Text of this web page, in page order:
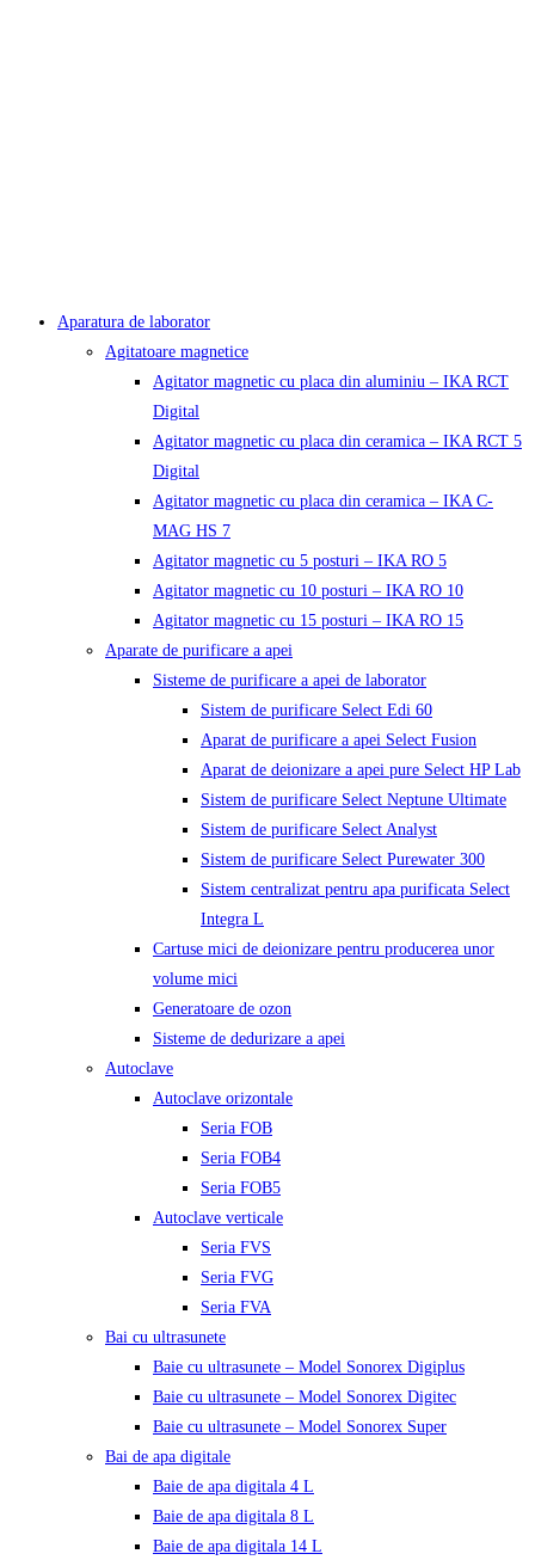
Aparatura de laborator
Agitatoare magnetice
Agitator magnetic cu placa din aluminiu – IKA RCT
Digital
Agitator magnetic cu placa din ceramica – IKA RCT 5
Digital
Agitator magnetic cu placa din ceramica – IKA C-
MAG HS 7
Agitator magnetic cu 5 posturi – IKA RO 5
Agitator magnetic cu 10 posturi – IKA RO 10
Agitator magnetic cu 15 posturi – IKA RO 15
Aparate de purificare a apei
Sisteme de purificare a apei de laborator
Sistem de purificare Select Edi 60
Aparat de purificare a apei Select Fusion
Aparat de deionizare a apei pure Select HP Lab
Sistem de purificare Select Neptune Ultimate
Sistem de purificare Select Analyst
Sistem de purificare Select Purewater 300
Sistem centralizat pentru apa purificata Select
Integra L
Cartuse mici de deionizare pentru producerea unor
volume mici
Generatoare de ozon
Sisteme de dedurizare a apei
Autoclave
Autoclave orizontale
Seria FOB
Seria FOB4
Seria FOB5
Autoclave verticale
Seria FVS
Seria FVG
Seria FVA
Bai cu ultrasunete
Baie cu ultrasunete – Model Sonorex Digiplus
Baie cu ultrasunete – Model Sonorex Digitec
Baie cu ultrasunete – Model Sonorex Super
Bai de apa digitale
Baie de apa digitala 4 L
Baie de apa digitala 8 L
Baie de apa digitala 14 L